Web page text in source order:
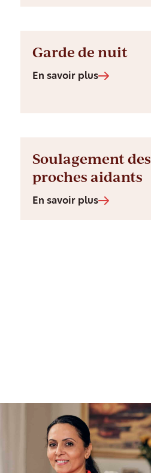
Garde de nuit
En savoir plus
Soulagement des
proches aidants
En savoir plus